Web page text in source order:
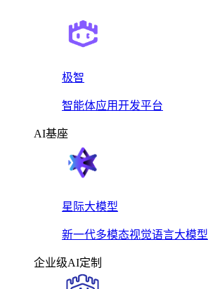
极智
智能体应用开发平台
AI基座
星际大模型
新一代多模态视觉语言大模型
企业级AI定制